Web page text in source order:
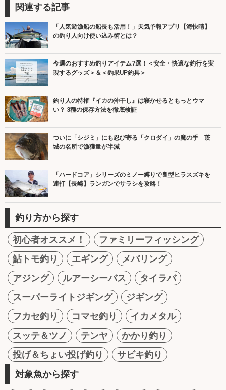
関連する記事
「人気遊漁船の船長も活用！」天気予報アプリ【海快晴】
の釣り人向け使い込み術とは？
今週のおすすめ釣りアイテム7選！＜安全・快適な釣行を実
現するグッズ＞＆＜釣果UP釣具＞
釣り人の特権『イカの沖干し』は寝かせるともっとウマ
い？ 3種の保存方法を徹底検証
ついに「シジミ」にも忍び寄る「クロダイ」の魔の手 茨
城の名所で漁獲量が半減
「ハードコア」シリーズのミノー縛りで良型ヒラスズキを
連打【長崎】ランガンでサラシを攻略！
釣り方から探す
初心者オススメ！
ファミリーフィッシング
鮎トモ釣り
エギング
メバリング
アジング
ルアーシーバス
タイラバ
スーパーライトジギング
ジギング
フカセ釣り
コマセ釣り
イカメタル
スッテ＆ツノ
テンヤ
かかり釣り
投げ＆ちょい投げ釣り
サビキ釣り
対象魚から探す